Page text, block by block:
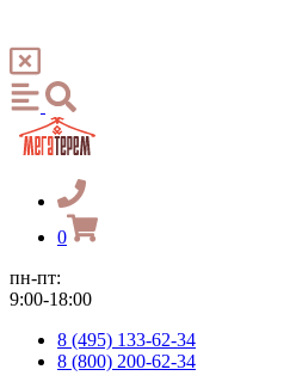
0
пн-пт:
9:00-18:00
8 (495) 133-62-34
8 (800) 200-62-34